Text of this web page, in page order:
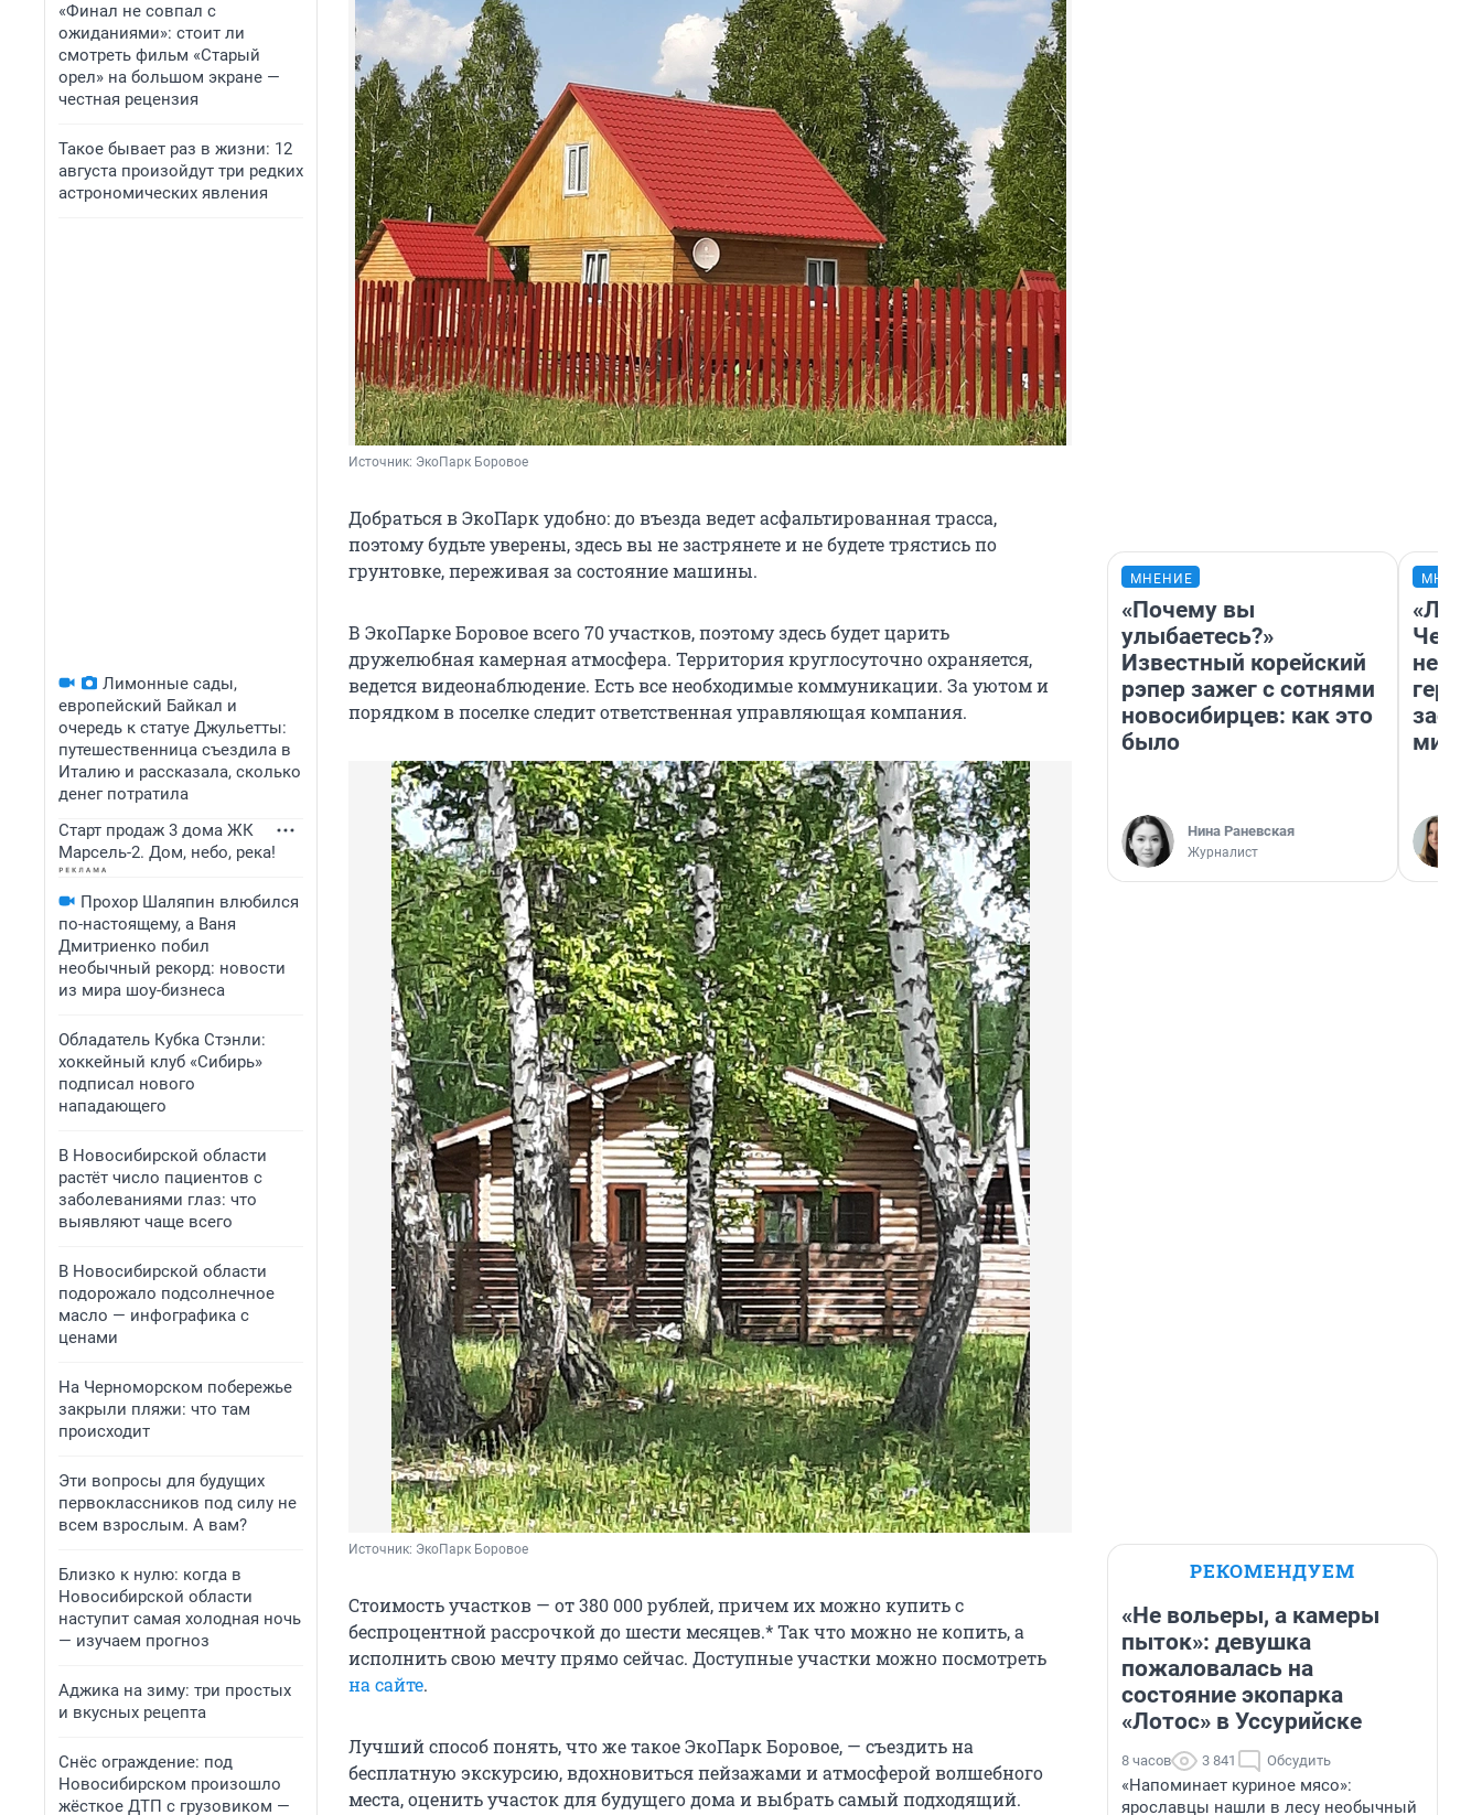
«Финал не совпал с
ожиданиями»: стоит ли
смотреть фильм «Старый
орел» на большом экране —
честная рецензия
Такое бывает раз в жизни: 12
августа произойдут три редких
астрономических явления
Лимонные сады,
европейский Байкал и
очередь к статуе Джульетты:
путешественница съездила в
Италию и рассказала, сколько
денег потратила
Старт продаж 3 дома ЖК
Марсель-2. Дом, небо, река!
Прохор Шаляпин влюбился
по-настоящему, а Ваня
Дмитриенко побил
необычный рекорд: новости
из мира шоу-бизнеса
Обладатель Кубка Стэнли:
хоккейный клуб «Сибирь»
подписал нового
нападающего
В Новосибирской области
растёт число пациентов с
заболеваниями глаз: что
выявляют чаще всего
В Новосибирской области
подорожало подсолнечное
масло — инфографика с
ценами
На Черноморском побережье
закрыли пляжи: что там
происходит
Эти вопросы для будущих
первоклассников под силу не
всем взрослым. А вам?
Близко к нулю: когда в
Новосибирской области
наступит самая холодная ночь
— изучаем прогноз
Аджика на зиму: три простых
и вкусных рецепта
Снёс ограждение: под
Новосибирском произошло
жёсткое ДТП с грузовиком —
Источник: ЭкоПарк Боровое
Добраться в ЭкоПарк удобно: до въезда ведет асфальтированная трасса,
поэтому будьте уверены, здесь вы не застрянете и не будете трястись по
грунтовке, переживая за состояние машины.
В ЭкоПарке Боровое всего 70 участков, поэтому здесь будет царить
дружелюбная камерная атмосфера. Территория круглосуточно охраняется,
ведется видеонаблюдение. Есть все необходимые коммуникации. За уютом и
порядком в поселке следит ответственная управляющая компания.
Источник: ЭкоПарк Боровое
Стоимость участков — от 380 000 рублей, причем их можно купить с
беспроцентной рассрочкой до шести месяцев.* Так что можно не копить, а
исполнить свою мечту прямо сейчас. Доступные участки можно посмотреть
на сайте.
Лучший способ понять, что же такое ЭкоПарк Боровое, — съездить на
бесплатную экскурсию, вдохновиться пейзажами и атмосферой волшебного
места, оценить участок для будущего дома и выбрать самый подходящий.
МНЕНИЕ
«Почему вы
улыбаетесь?»
Известный корейский
рэпер зажег с сотнями
новосибирцев: как это
было
Нина Раневская
Журналист
Чем
герои
РЕКОМЕНДУЕМ
«Не вольеры, а камеры
пыток»: девушка
пожаловалась на
состояние экопарка
«Лотос» в Уссурийске
8 часов 3 841 Обсудить
«Напоминает куриное мясо»:
ярославцы нашли в лесу необычный